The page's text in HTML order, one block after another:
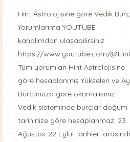
Hint Astrolojisine göre Vedik Burç
Yorumlarıma YOUTUBE
kanalımdan ulaşabilirsiniz:
https://www.youtube.com/
Tüm yorumları Hint Astrolojisine
göre hesaplanmış Yükselen ve Ay
Burcunuza göre okumalısınız.
Vedik sisteminde burçlar doğum
tarihinize göre hesaplanmaz. 23
Ağustos-22 Eylül tarihleri